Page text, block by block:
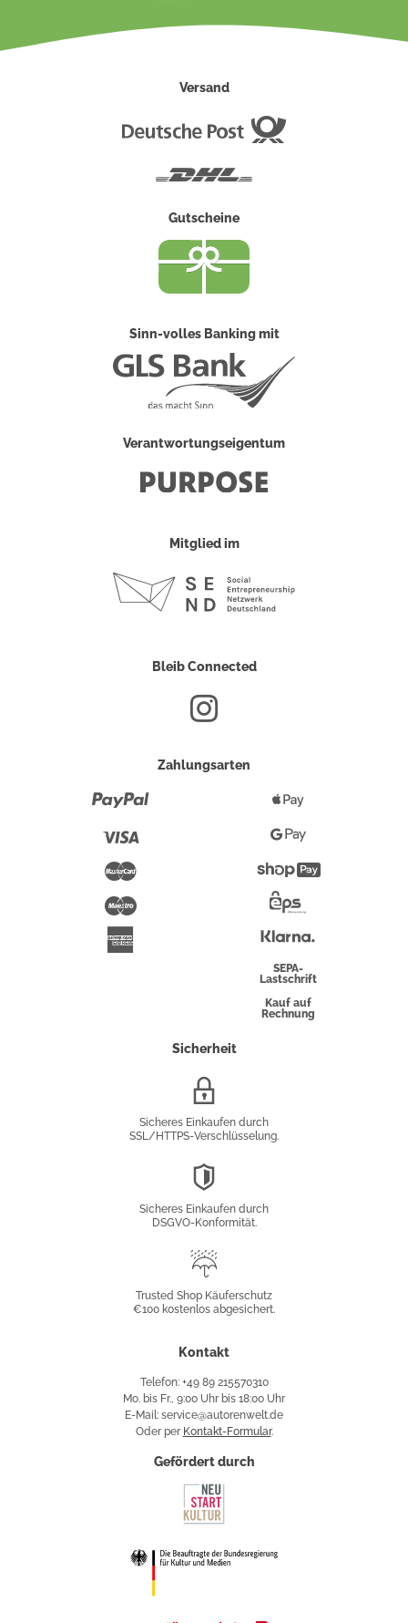
Versand
Gutscheine
Sinn-volles Banking mit
Verantwortungseigentum
Mitglied im
Bleib Connected
Zahlungsarten
Maestro
Pay
Google
Pay
Überweisung
SEPA-
Lastschrift
Kauf auf
Rechnung
Sicherheit
Sicheres Einkaufen durch
SSL/HTTPS-Verschlüsselung.
Sicheres Einkaufen durch
DSGVO-Konformität.
Käuferschutz
Trusted Shop Käuferschutz
€100 kostenlos abgesichert.
Kontakt
Telefon: +49 89 215570310
Mo. bis Fr., 9:00 Uhr bis 18:00 Uhr
E-Mail: service@autorenwelt.de
Oder per Kontakt-Formular.
Gefördert durch